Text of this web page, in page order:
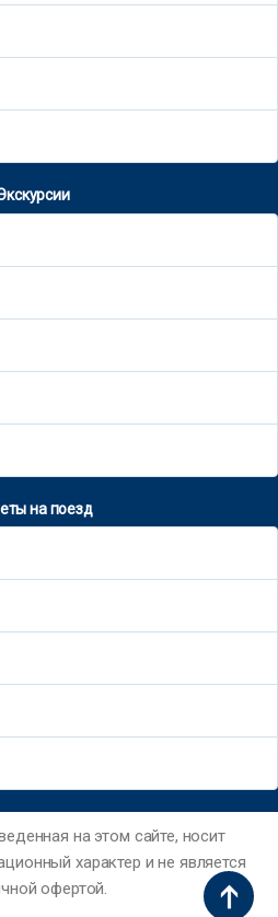
на поезд
на этом сайте, носит
характер и не является
офертой.